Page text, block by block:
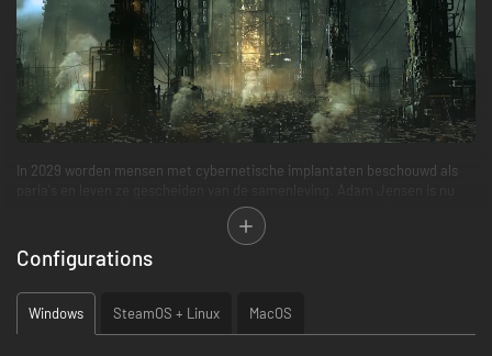
In 2029 worden mensen met cybernetische implantaten beschouwd als
een ervaren geheimagent, die moet werken in een wereld die zijn soort
veracht. Met een nieuw arsenaal hypermoderne wapens en
verbeteringen, moet hij de juiste aanpak kiezen, beslissen wie hij kan
vertrouwen en een wereldwijde samenzwering ontrafelen.
MENS 2.0
Configurations
Windows SteamOS + Linux MacOS